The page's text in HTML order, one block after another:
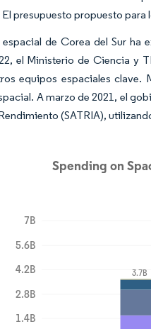
presupuesto propuesto para
de Corea del Sur ha
el Ministerio de Ciencia y
equipos espaciales clave.
A marzo de 2021, el
(SATRIA),